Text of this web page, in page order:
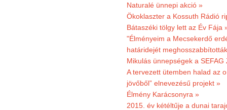
Naturalé ünnepi akció »
Ökoklaszter a Kossuth Rádió
Bátaszéki tölgy lett az Év Fája
"Élményeim a Mecsekerdő
határidejét
Mikulás ünnepségek a SEFAG
A tervezett ütemben halad az
jövőből” elnevezésű projekt »
Élmény Karácsonyra »
2015. év kétéltűje a dunai